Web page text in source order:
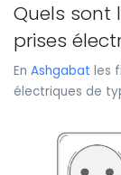
Quels sont
prises
En Ashgabat les
électriques de